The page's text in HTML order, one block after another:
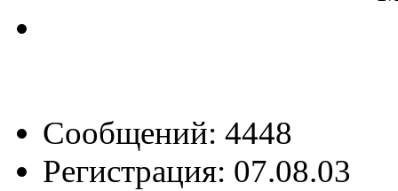
Сообщений: 4448
Регистрация: 07.08.03